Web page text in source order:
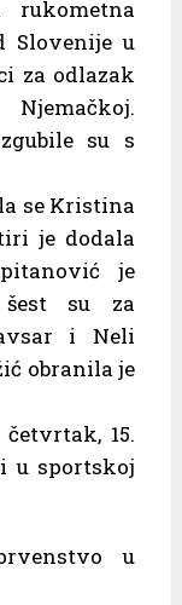
rukometna
Slovenije u
za odlazak
su s
se Kristina
je dodala
je
su za
i Neli
obranila je
15.
u sportskoj
u